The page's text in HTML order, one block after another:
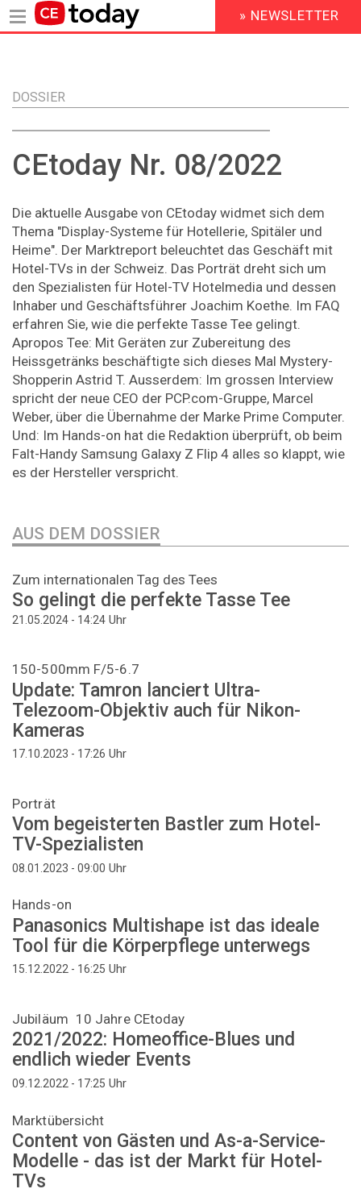
Inhalt
HEADER
MENU
» NEWSLETTER
DOSSIER
CEtoday Nr. 08/2022
Die aktuelle Ausgabe von CEtoday widmet sich dem
Thema "Display-Systeme für Hotellerie, Spitäler und
Heime". Der Marktreport beleuchtet das Geschäft mit
Hotel-TVs in der Schweiz. Das Porträt dreht sich um
den Spezialisten für Hotel-TV Hotelmedia und dessen
Inhaber und Geschäftsführer Joachim Koethe. Im FAQ
erfahren Sie, wie die perfekte Tasse Tee gelingt.
Apropos Tee: Mit Geräten zur Zubereitung des
Heissgetränks beschäftigte sich dieses Mal Mystery-
Shopperin Astrid T. Ausserdem: Im grossen Interview
spricht der neue CEO der PCP.com-Gruppe, Marcel
Weber, über die Übernahme der Marke Prime Computer.
Und: Im Hands-on hat die Redaktion überprüft, ob beim
Falt-Handy Samsung Galaxy Z Flip 4 alles so klappt, wie
es der Hersteller verspricht.
AUS DEM DOSSIER
Zum internationalen Tag des Tees
So gelingt die perfekte Tasse Tee
21.05.2024 - 14:24 Uhr
150-500mm F/5-6.7
Update: Tamron lanciert Ultra-
Telezoom-Objektiv auch für Nikon-
Kameras
17.10.2023 - 17:26 Uhr
Porträt
Vom begeisterten Bastler zum Hotel-
TV-Spezialisten
08.01.2023 - 09:00 Uhr
Hands-on
Panasonics Multishape ist das ideale
Tool für die Körperpflege unterwegs
15.12.2022 - 16:25 Uhr
Jubiläum 10 Jahre CEtoday
2021/2022: Homeoffice-Blues und
endlich wieder Events
09.12.2022 - 17:25 Uhr
Marktübersicht
Content von Gästen und As-a-Service-
Modelle - das ist der Markt für Hotel-
TVs